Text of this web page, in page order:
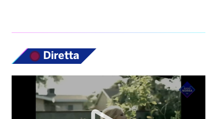
Diretta